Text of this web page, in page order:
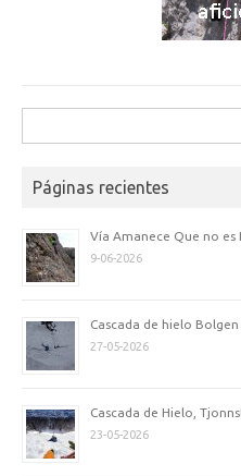
Páginas recientes
Vía Amanece Que no es
9-06-2026
Cascada de hielo Bolgen
27-05-2026
Cascada de Hielo,
23-05-2026